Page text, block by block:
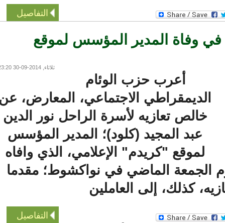
التفاصيل
وفاة المدير المؤسس لموقع
ثلاثاء, 2014-09-30 23:20
أعرب حزب الوئام
الديمقراطي الاجتماعي، المعارض، عن
خالص تعازيه لأسرة الراحل نور الدين
عبد المجيد (كلود)؛ المدير المؤسس
لموقع "كريدم" الإعلامي، الذي وافاه
الجمعة الماضي في نواكشوط؛ مقدما
كذلك، إلى العاملين
التفاصيل